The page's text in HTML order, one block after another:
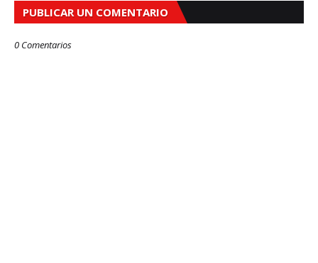
PUBLICAR UN COMENTARIO
0 Comentarios